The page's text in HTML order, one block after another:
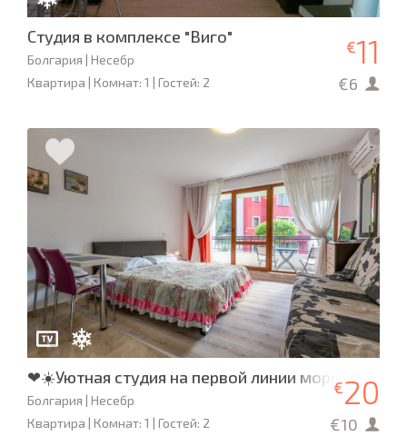
Студия в комплексе "Виго"
Болгария | Несебр
Квартира | Комнат: 1 | Гостей: 2
€11
€6
❤☀️Уютная студия на первой линии моря, Rich
Болгария | Несебр
Квартира | Комнат: 1 | Гостей: 2
€20
€10